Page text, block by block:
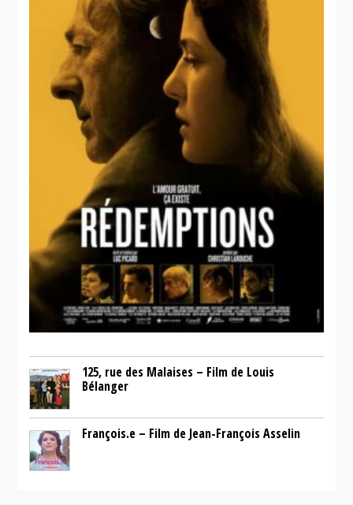
125, rue des Malaises – Film de Louis
Bélanger
François.e – Film de Jean-François Asselin